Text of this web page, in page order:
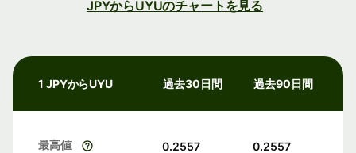
JPYからUYUのチャートを見る
1 JPYからUYU 過去30日間 過去90日間
最高値 0.2557 0.2557